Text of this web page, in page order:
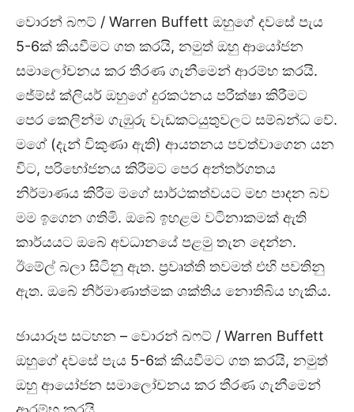
වොරන් බෆට් / Warren Buffett ඔහුගේ දවසේ පැය
5-6ක් කියවීමට ගත කරයි, නමුත් ඔහු ආයෝජන
සමාලෝචනය කර තීරණ ගැනීමෙන් ආරම්භ කරයි.
ජේම්ස් ක්ලියර් ඔහුගේ දුරකථනය පරීක්ෂා කිරීමට
පෙර කෙලින්ම ගැඹුරු වැඩකටයුතුවලට සම්බන්ධ වේ.
මගේ (දැන් විකුණා ඇති) ආයතනය පවත්වාගෙන යන
විට, පරිභෝජනය කිරීමට පෙර අන්තර්ගතය
නිර්මාණය කිරීම මගේ සාර්ථකත්වයට මඟ පාදන බව
මම ඉගෙන ගතිමි. ඔබේ ඉහළම වටිනාකමක් ඇති
කාර්යයට ඔබේ අවධානයේ පළමු තැන දෙන්න.
ඊමේල් බලා සිටිනු ඇත. ප්‍රවෘත්ති තවමත් එහි පවතිනු
ඇත. ඔබේ නිර්මාණාත්මක ශක්තිය නොතිබිය හැකිය.
ඡායාරූප සටහන – වොරන් බෆට් / Warren Buffett
ඔහුගේ දවසේ පැය 5-6ක් කියවීමට ගත කරයි, නමුත්
ඔහු ආයෝජන සමාලෝචනය කර තීරණ ගැනීමෙන්